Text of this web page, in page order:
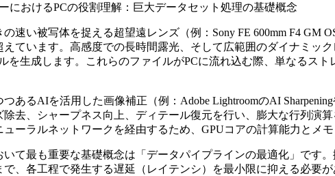
におけるPCの役割理解：巨大データセット処理の基礎概念
速い被写体を捉える超望遠レンズ（例：Sony FE 600mm F4 GM
ています。高感度での長時間露光、そして広範囲のダイナミッ
を生成します。これらのファイルがPCに流れ込む際、単なるス
あるAIを活用した画像補正（例：Adobe LightroomのAI
去、シャープネス向上、ディテール復元を行い、膨大な行列演
ーラルネットワークを経由するため、GPUコアの計算能力とメ
いて最も重要な基礎概念は「データパイプラインの最適化」で
、各工程で発生する遅延（レイテンシ）を最小限に抑える必要